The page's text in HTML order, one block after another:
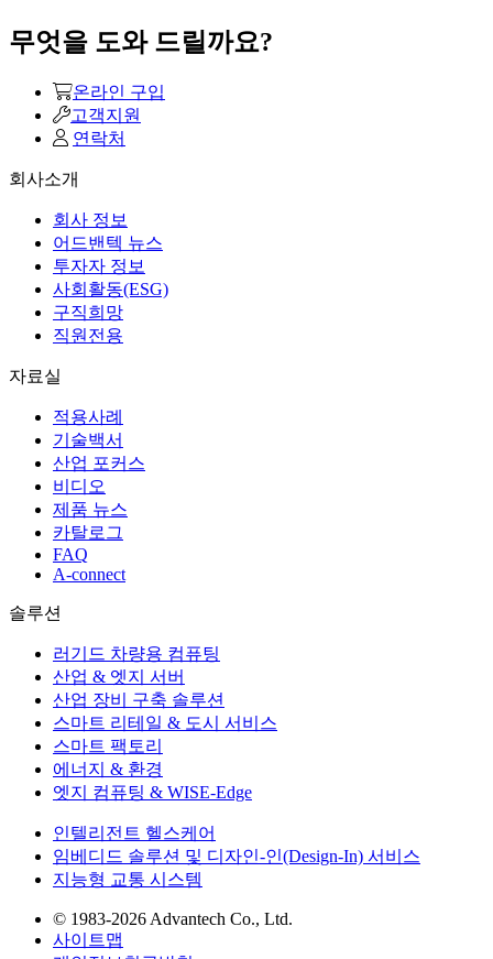
무엇을 도와 드릴까요?
온라인 구입
고객지원
연락처
회사소개
회사 정보
어드밴텍 뉴스
투자자 정보
사회활동(ESG)
구직희망
직원전용
자료실
적용사례
기술백서
산업 포커스
비디오
제품 뉴스
카탈로그
FAQ
A-connect
솔루션
러기드 차량용 컴퓨팅
산업 & 엣지 서버
산업 장비 구축 솔루션
스마트 리테일 & 도시 서비스
스마트 팩토리
에너지 & 환경
엣지 컴퓨팅 & WISE-Edge
인텔리전트 헬스케어
임베디드 솔루션 및 디자인-인(Design-In) 서비스
지능형 교통 시스템
© 1983-2026 Advantech Co., Ltd.
사이트맵